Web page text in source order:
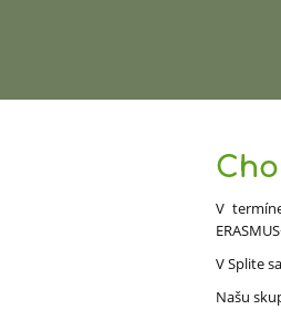
V
V Splite
Našu